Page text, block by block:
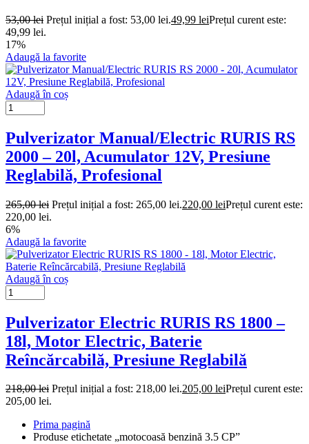
53,00lei Prețul inițial a fost: 53,00 lei.49,99 leiPrețul curent este:
49,99 lei.
17%
Adaugă la favorite
Adaugă în coș
Pulverizator Manual/Electric RURIS RS
2000 – 20l, Acumulator 12V, Presiune
Reglabilă, Profesional
265,00lei Prețul inițial a fost: 265,00 lei.220,00 leiPrețul curent este:
220,00 lei.
6%
Adaugă la favorite
Adaugă în coș
Pulverizator Electric RURIS RS 1800 –
18l, Motor Electric, Baterie
Reîncărcabilă, Presiune Reglabilă
218,00lei Prețul inițial a fost: 218,00 lei.205,00 leiPrețul curent este:
205,00 lei.
Prima pagină
Produse etichetate „motocoasă benzină 3.5 CP”